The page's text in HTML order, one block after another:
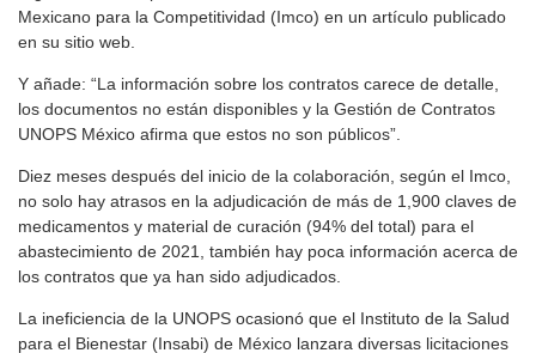
Mexicano para la Competitividad (Imco) en un artículo publicado
en su sitio web.
Y añade: “La información sobre los contratos carece de detalle,
los documentos no están disponibles y la Gestión de Contratos
UNOPS México afirma que estos no son públicos”.
Diez meses después del inicio de la colaboración, según el Imco,
no solo hay atrasos en la adjudicación de más de 1,900 claves de
medicamentos y material de curación (94% del total) para el
abastecimiento de 2021, también hay poca información acerca de
los contratos que ya han sido adjudicados.
La ineficiencia de la UNOPS ocasionó que el Instituto de la Salud
para el Bienestar (Insabi) de México lanzara diversas licitaciones